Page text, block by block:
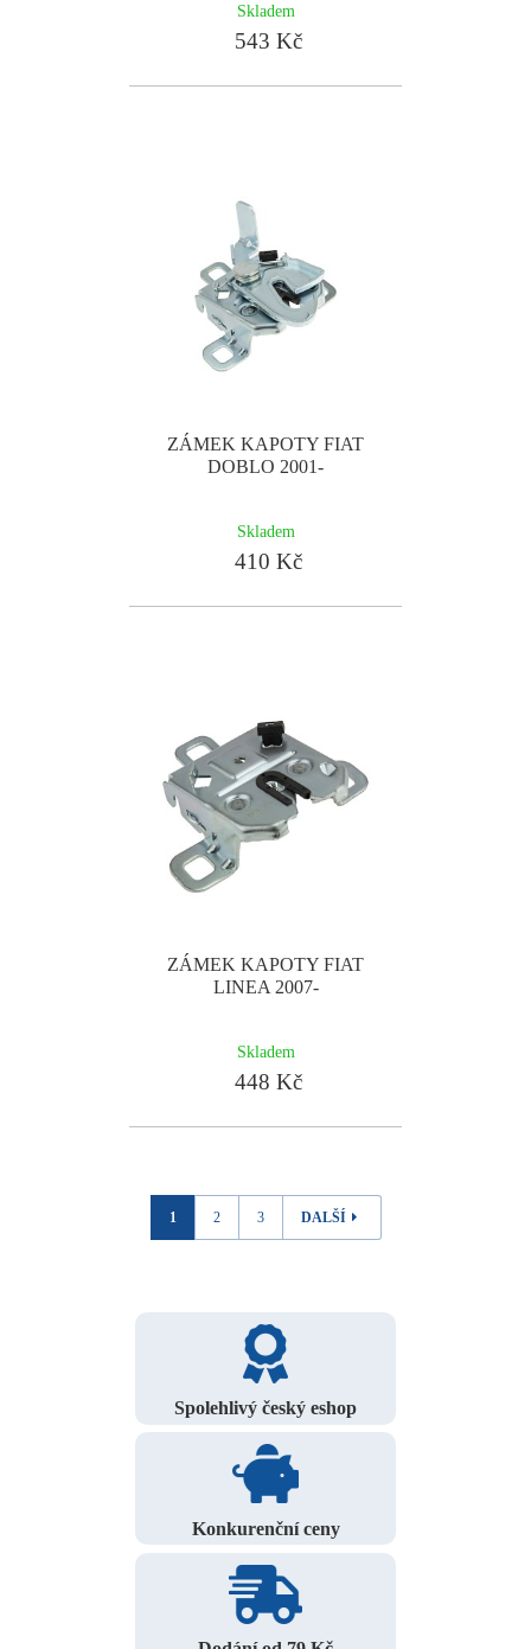
Skladem
543 Kč
ZÁMEK KAPOTY FIAT
DOBLO 2001-
Skladem
410 Kč
ZÁMEK KAPOTY FIAT
LINEA 2007-
Skladem
448 Kč
1 2 3 DALŠÍ
Spolehlivý český eshop
Konkurenční ceny